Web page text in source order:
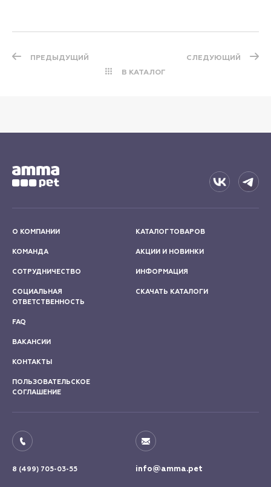
ПРЕДЫДУЩИЙ
В КАТАЛОГ
СЛЕДУЮЩИЙ
О КОМПАНИИ
КОМАНДА
СОТРУДНИЧЕСТВО
СОЦИАЛЬНАЯ
ОТВЕТСТВЕННОСТЬ
КАТАЛОГ ТОВАРОВ
АКЦИИ И НОВИНКИ
ИНФОРМАЦИЯ
СКАЧАТЬ КАТАЛОГИ
FAQ
ВАКАНСИИ
КОНТАКТЫ
ПОЛЬЗОВАТЕЛЬСКОЕ
СОГЛАШЕНИЕ
8 (499) 705-03-55 info@amma.pet